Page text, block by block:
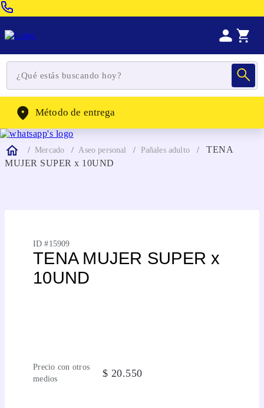
WhatsApp: (302) 262-4104
Método de entrega
Mercado Aseo personal Pañales adulto
TENA
MUJER SUPER x 10UND
ID #15909
TENA MUJER SUPER x
10UND
Precio con otros
medios
$ 20.550